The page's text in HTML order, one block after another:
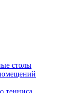
столы
тенниса